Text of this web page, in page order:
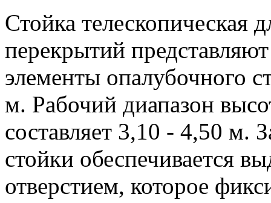
Стойка телескопическая
перекрытий
элементы опалубочного
м. Рабочий диапазон
составляет 3,10 - 4,50 м.
стойки обеспечивается
отверстием, которое